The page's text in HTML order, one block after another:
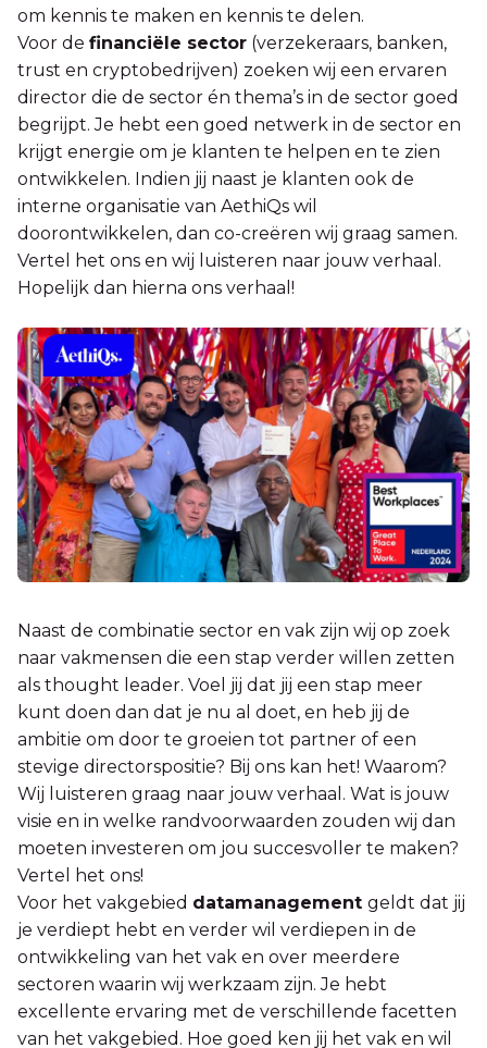
om kennis te maken en kennis te delen.
Voor de financiële sector (verzekeraars, banken,
trust en cryptobedrijven) zoeken wij een ervaren
director die de sector én thema’s in de sector goed
begrijpt. Je hebt een goed netwerk in de sector en
krijgt energie om je klanten te helpen en te zien
ontwikkelen. Indien jij naast je klanten ook de
interne organisatie van AethiQs wil
doorontwikkelen, dan co-creëren wij graag samen.
Vertel het ons en wij luisteren naar jouw verhaal.
Hopelijk dan hierna ons verhaal!
Naast de combinatie sector en vak zijn wij op zoek
naar vakmensen die een stap verder willen zetten
als thought leader. Voel jij dat jij een stap meer
kunt doen dan dat je nu al doet, en heb jij de
ambitie om door te groeien tot partner of een
stevige directorspositie? Bij ons kan het! Waarom?
Wij luisteren graag naar jouw verhaal. Wat is jouw
visie en in welke randvoorwaarden zouden wij dan
moeten investeren om jou succesvoller te maken?
Vertel het ons!
Voor het vakgebied datamanagement geldt dat jij
je verdiept hebt en verder wil verdiepen in de
ontwikkeling van het vak en over meerdere
sectoren waarin wij werkzaam zijn. Je hebt
excellente ervaring met de verschillende facetten
van het vakgebied. Hoe goed ken jij het vak en wil